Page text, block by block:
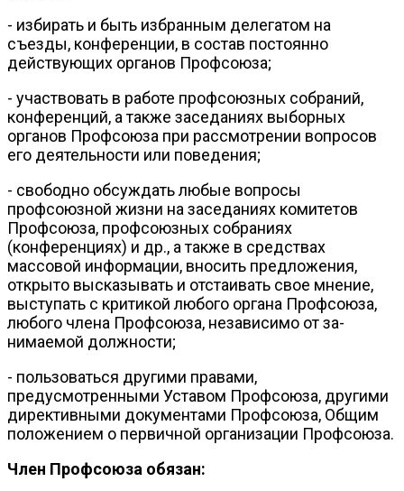
- избирать и быть избранным делегатом на
съезды, конференции, в состав постоянно
действующих органов Профсоюза;
- участвовать в работе профсоюзных собраний,
конференций, а так­же заседаниях выборных
органов Профсоюза при рассмотрении вопро­сов
его деятельности или поведения;
- свободно обсуждать любые вопросы
профсоюзной жизни на заседа­ниях комитетов
Профсоюза, профсоюзных собраниях
(конференциях) и др., а также в средствах
массовой информации, вносить предложения,
открыто высказывать и отстаивать свое мнение,
выступать с критикой любого органа Профсоюза,
любого члена Профсоюза, независимо от за­
нимаемой должности;
- пользоваться другими правами,
предусмотренными Уставом Проф­союза, другими
директивными документами Профсоюза, Общим
положе­нием о первичной организации Профсоюза.
Член Профсоюза обязан: